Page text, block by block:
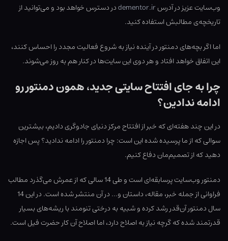
وب‌سایت عزیز در آدرسdementor.irدر دسترس خواهد بود و می‌توانید از
تاریخچه‌ی مطالبش استفاده کنید.
اما اگر بچه‌های دمنتور در آینده نیاز به شروع فعالیت مجدد را احساس کنند،
این اتفاق خواهد افتاد و هر دوی این سایت‌ها در کنار هم به روز می‌شوند.
چرا به جای افتتاح سایتی جدید، همون دمنتور رو
ادامه ندادین؟
در این چند هفته‌ای که خبر از افتتاح مرکز دنیای جادوگری دادیم، بیشترین
سوالی که از ما پرسیده شده این است: چرا دمنتور را ادامه ندادید؟ پس اجازه
دهید که از تصمیم‌مان دفاع کنیم.
دمنتور وب‌سایت پرسابقه‌ای است و طی 14 سالی که از عمرش می‌گذرد مطالب
فراوانی از جمله خبر، مقاله، داستان و… در آن منتشر شده است. در این 14
سال دمنتور آن‌قدر رشد کرده و شبیه به درختی تنومند با ریشه‌های بسیار
قدرتمند شده که گرچه نیاز به اصلاح دارد، اما اصلاح آن کار حضرت فیل است.